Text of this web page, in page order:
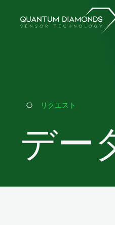
リクエスト
デー